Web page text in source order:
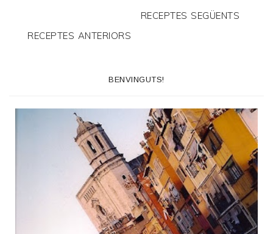
RECEPTES SEGÜENTS
RECEPTES ANTERIORS
BENVINGUTS!